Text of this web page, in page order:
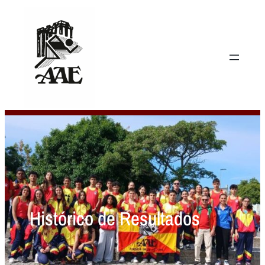
Histórico de Resultados